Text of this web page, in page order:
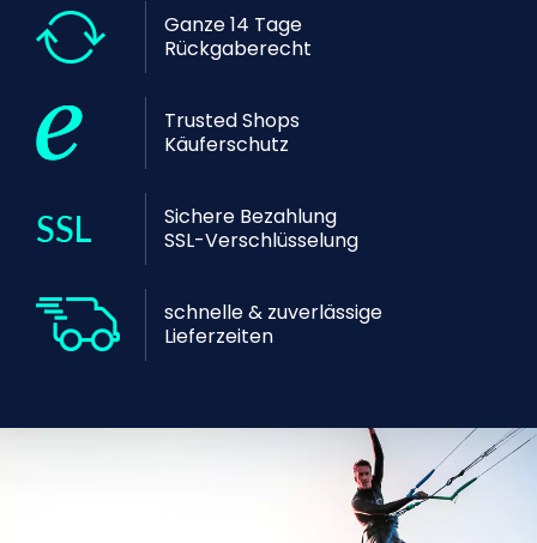
Ganze 14 Tage
Rückgaberecht
Trusted Shops
Käuferschutz
Sichere Bezahlung
SSL-Verschlüsselung
schnelle & zuverlässige
Lieferzeiten